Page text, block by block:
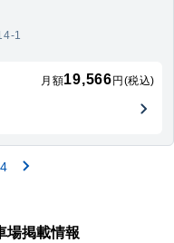
1
月額19,566 円(税込)
4
場掲載情報